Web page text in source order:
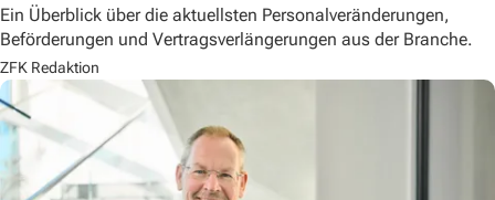
Ein Überblick über die aktuellsten Personalveränderungen,
Beförderungen und Vertragsverlängerungen aus der Branche.
ZFK Redaktion